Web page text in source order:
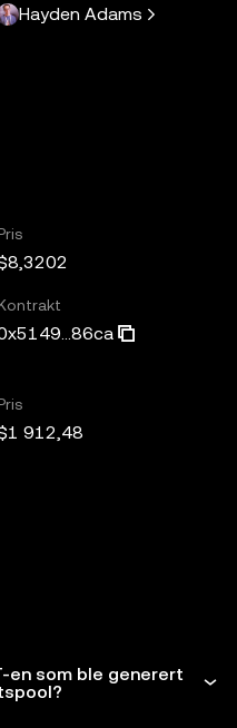
Hayden Adams
Paradigm, Variant Fund,
912,48
en som ble generert